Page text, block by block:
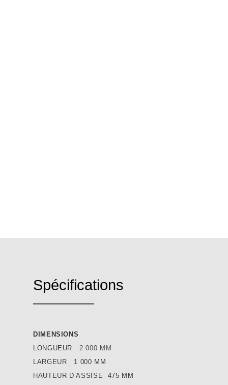
Spécifications
DIMENSIONS
LONGUEUR2 000 MM
LARGEUR 1 000 MM
HAUTEUR D’ASSISE 475 MM